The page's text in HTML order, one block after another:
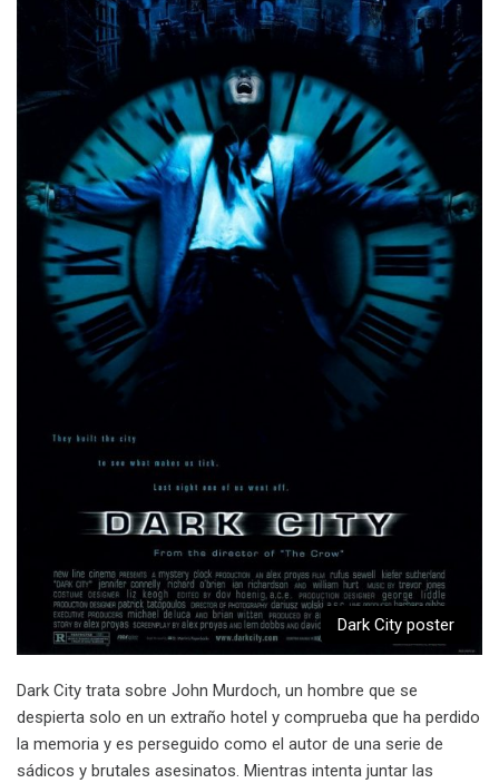
Dark City poster
Dark City trata sobre John Murdoch, un hombre que se
despierta solo en un extraño hotel y comprueba que ha perdido
la memoria y es perseguido como el autor de una serie de
sádicos y brutales asesinatos. Mientras intenta juntar las